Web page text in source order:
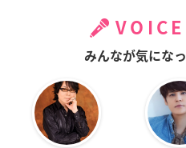
みんなが気にな